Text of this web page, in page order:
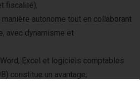
fiscalité);
autonome tout en collaborant
avec dynamisme et
Excel et logiciels comptables
constitue un avantage;